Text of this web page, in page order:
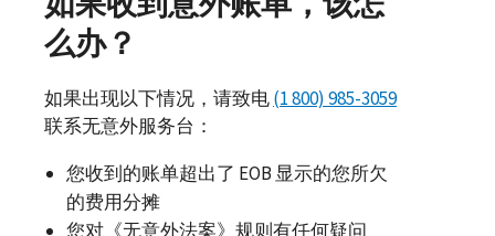
么办？
如果出现以下情况，请致电(1 800) 985-3059
联系无意外服务台：
您收到的账单超出了 EOB 显示的您所欠
的费用分摊
您对《无意外法案》规则有任何疑问